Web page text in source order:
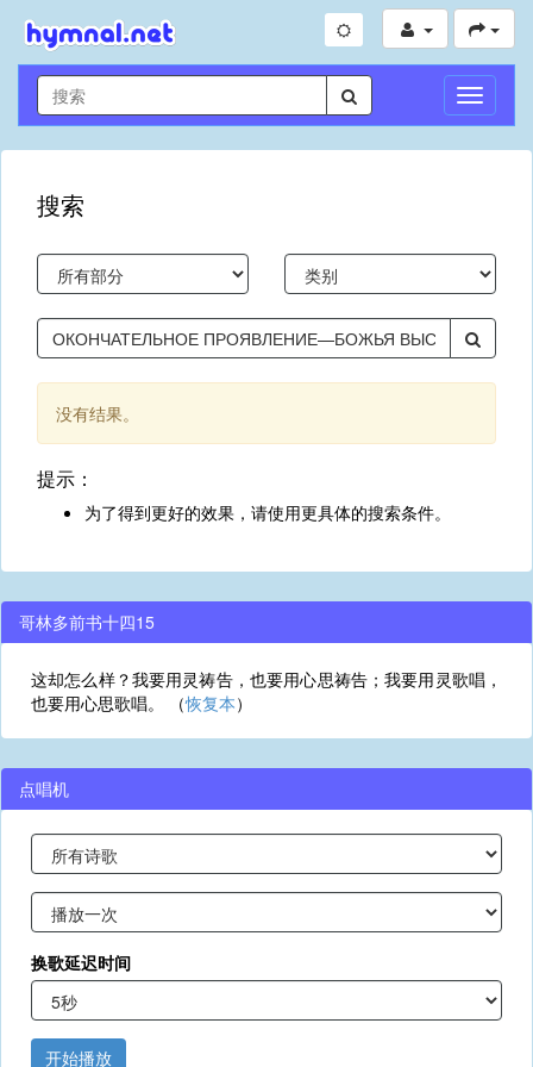
切
换
导
搜索
没有结果。
提示：
为了得到更好的效果，请使用更具体的搜索条件。
哥林多前书十四15
这却怎么样？我要用灵祷告，也要用心思祷告；我要用灵歌唱，
也要用心思歌唱。 （恢复本）
点唱机
换歌延迟时间
开始播放